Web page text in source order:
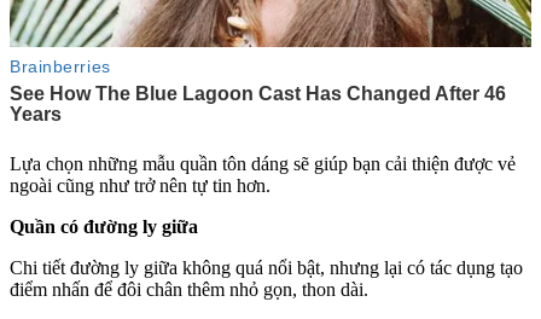
Lựa chọn những mẫu quần tôn dáng sẽ giúp bạn cải thiện được vẻ
ngoài cũng như trở nên tự tin hơn.
Quần có đường ly giữa
Chi tiết đường ly giữa không quá nổi bật, nhưng lại có tác dụng tạo
điểm nhấn để đôi chân thêm nhỏ gọn, thon dài.